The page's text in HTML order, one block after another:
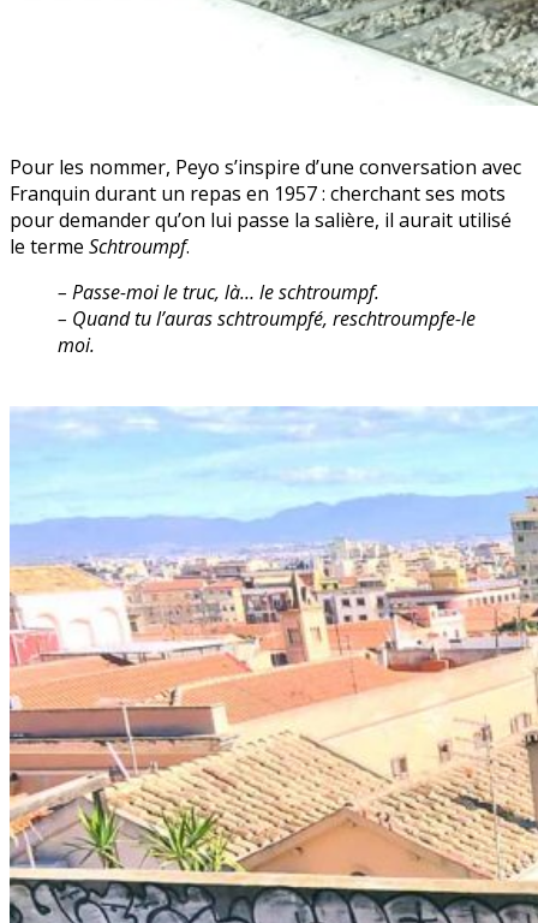
Pour les nommer, Peyo s’inspire d’une conversation avec
Franquin durant un repas en 1957 : cherchant ses mots
pour demander qu’on lui passe la salière, il aurait utilisé
le terme Schtroumpf.
– Passe-moi le truc, là… le schtroumpf.
– Quand tu l’auras schtroumpfé, reschtroumpfe-le
moi.